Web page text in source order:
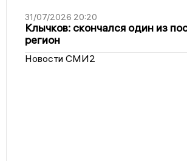
31/07/2026 20:20
Клычков: скончался один из
регион
Новости СМИ2